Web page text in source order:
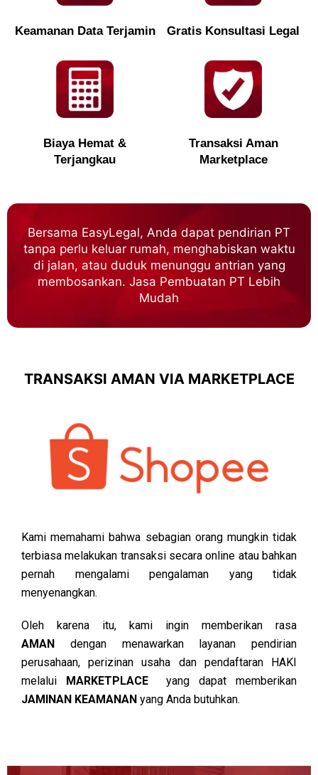
Keamanan Data Terjamin Gratis Konsultasi Legal
Biaya Hemat &
Terjangkau
Transaksi Aman
Marketplace
Bersama EasyLegal, Anda dapat pendirian PT
tanpa perlu keluar rumah, menghabiskan waktu
di jalan, atau duduk menunggu antrian yang
membosankan. Jasa Pembuatan PT Lebih
Mudah
TRANSAKSI AMAN VIA MARKETPLACE
Kami memahami bahwa sebagian orang mungkin tidak
terbiasa melakukan transaksi secara online atau bahkan
pernah mengalami pengalaman yang tidak
menyenangkan.
Oleh karena itu, kami ingin memberikan rasa
AMAN dengan menawarkan layanan pendirian
perusahaan, perizinan usaha dan pendaftaran HAKI
melalui MARKETPLACEyang dapat memberikan
JAMINAN KEAMANAN yang Anda butuhkan.